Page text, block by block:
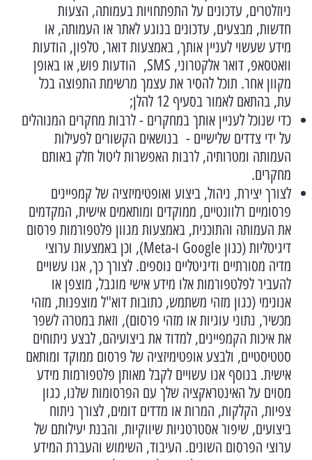
ניוזלטרים, עדכונים על התפתחויות בעמותה, הצעות
חדשות, מבצעים, עדכונים בנוגע לאתר או העמותה, או
מידע שעשוי לעניין אותך, באמצעות דואר, טלפון, הודעות
וואטסאפ, דואר אלקטרוני, SMS, הודעות פוש, או באופן
מקוון אחר. תוכל להסיר את עצמך מרשימת התפוצה בכל
עת, בהתאם לאמור בסעיף 12 להלן;
כדי שנוכל לעניין אותך במחקרים - לרבות מחקרים המנוהלים
על ידי צדדים שלישיים - בנושאים הקשורים לפעילות
העמותה ומטרותיה, לרבות האפשרות ליטול חלק באותם
מחקרים.
לצורך יצירת, ניהול, ביצוע ואופטימיזציה של קמפיינים
פרסומיים רלוונטיים, ממוקדים ומותאמים אישית, המקדמים
את העמותה והתוכנית, באמצעות מגוון פלטפורמות פרסום
דיגיטליות (כגון Google ו-Meta), וכן באמצעות ערוצי
מדיה מסורתיים ודיגיטליים נוספים. לצורך כך, אנו עשויים
להעביר לפלטפורמות אלו מידע אישי מוגבל, מוצפן או
אנונימי (כגון מזהי משתמש, כתובות דוא"ל מוצפנות, מזהי
מכשיר, נתוני עוגיות או מזהי פרסום), וזאת במטרה לשפר
את איכות הקמפיינים, למדוד את ביצועיהם, לבצע ניתוחים
סטטיסטיים, ולבצע אופטימיזציה של פרסום ממוקד ומותאם
אישית. בנוסף אנו עשויים לקבל מאותן פלטפורמות מידע
מסוים על האינטראקציה שלך עם הפרסומות שלנו, כגון
צפיות, הקלקות, המרות או מדדים דומים, לצורך ניתוח
ביצועים, שיפור אסטרטגיות שיווקיות, והבנת יעילותם של
ערוצי הפרסום השונים. העיבוד, השימוש והעברת המידע